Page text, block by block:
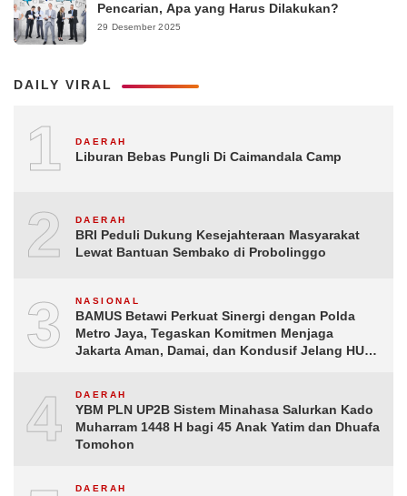
Pencarian, Apa yang Harus Dilakukan?
29 Desember 2025
DAILY VIRAL
1 DAERAH
Liburan Bebas Pungli Di Caimandala Camp
2 DAERAH
BRI Peduli Dukung Kesejahteraan Masyarakat
Lewat Bantuan Sembako di Probolinggo
3 NASIONAL
BAMUS Betawi Perkuat Sinergi dengan Polda
Metro Jaya, Tegaskan Komitmen Menjaga
Jakarta Aman, Damai, dan Kondusif Jelang HUT
4 DAERAH
YBM PLN UP2B Sistem Minahasa Salurkan Kado
Muharram 1448 H bagi 45 Anak Yatim dan Dhuafa
Tomohon
DAERAH